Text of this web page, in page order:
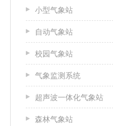
小型气象站
自动气象站
校园气象站
气象监测系统
超声波一体化气象站
森林气象站